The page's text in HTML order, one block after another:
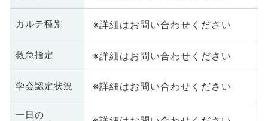
カルテ種別 ※詳細はお問い合わせください
救急指定 ※詳細はお問い合わせください
学会認定状況 ※詳細はお問い合わせください
一日の